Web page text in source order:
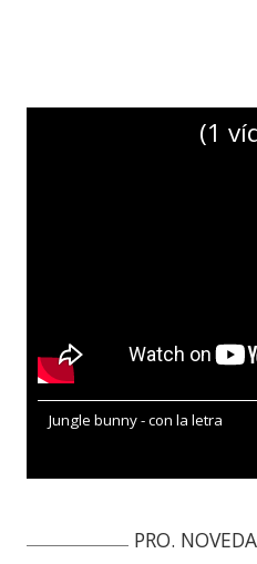
(1
Jungle bunny - con la letra
PRO.